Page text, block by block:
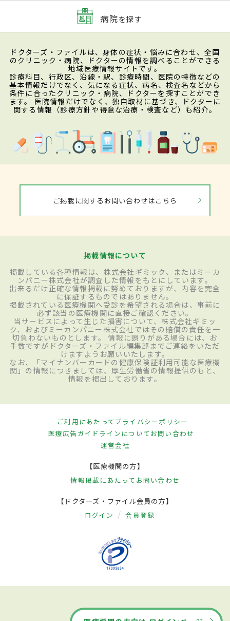
病院を探す
ドクターズ・ファイルは、身体の症状・悩みに合わせ、全国
のクリニック・病院、ドクターの情報を調べることができる
地域医療情報サイトです。
診療科目、行政区、沿線・駅、診療時間、医院の特徴などの
基本情報だけでなく、気になる症状、病名、検査名などから
条件に合ったクリニック・病院、ドクターを探すことができ
ます。 医院情報だけでなく、独自取材に基づき、ドクターに
関する情報（診療方針や得意な治療・検査など）も紹介。
ご掲載に関するお問い合わせはこちら
掲載情報について
掲載している各種情報は、株式会社ギミック、またはミーカ
ンパニー株式会社が調査した情報をもとにしています。
出来るだけ正確な情報掲載に努めておりますが、内容を完全
に保証するものではありません。
掲載されている医療機関へ受診を希望される場合は、事前に
必ず該当の医療機関に直接ご確認ください。
当サービスによって生じた損害について、株式会社ギミッ
ク、およびミーカンパニー株式会社ではその賠償の責任を一
切負わないものとします。 情報に誤りがある場合には、お
手数ですがドクターズ・ファイル編集部までご連絡をいただ
けますようお願いいたします。
なお、「マイナンバーカードの健康保険証利用可能な医療機
関」の情報につきましては、厚生労働省の情報提供のもと、
情報を掲出しております。
ご利用にあたってプライバシーポリシー
医療広告ガイドラインについてお問い合わせ
運営会社
【医療機関の方】
情報掲載にあたって お問い合わせ
【ドクターズ・ファイル会員の方】
ログイン 会員登録